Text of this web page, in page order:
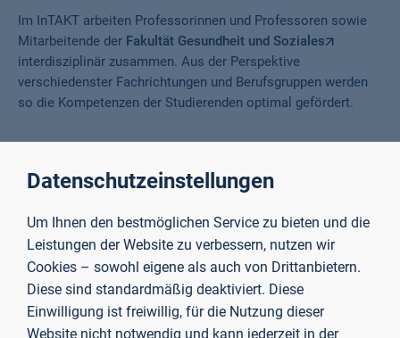
Im InTAKT arbeiten Professorinnen und Professoren sowie
Mitarbeitende der Fakultät Gesundheit und Soziales
interdisziplinär zusammen. Aus der Perspektive
verschiedenster Fachrichtungen und Berufsgruppen werden
so die Kompetenzen der Studierenden optimal gefördert.
Datenschutzeinstellungen
Um Ihnen den bestmöglichen Service zu bieten und die
Leistungen der Website zu verbessern, nutzen wir
Cookies – sowohl eigene als auch von Drittanbietern.
Diese sind standardmäßig deaktiviert. Diese
Einwilligung ist freiwillig, für die Nutzung dieser
Website nicht notwendig und kann jederzeit in der